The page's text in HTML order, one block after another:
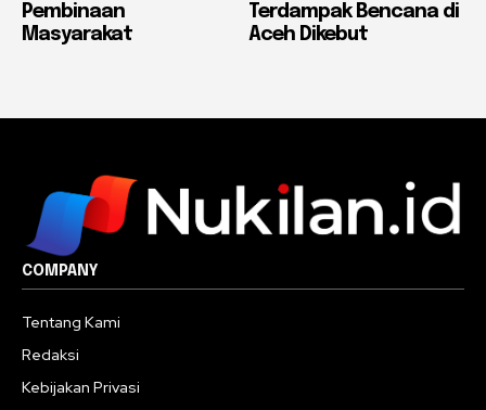
Pembinaan
Masyarakat
Terdampak Bencana di
Aceh Dikebut
COMPANY
Tentang Kami
Redaksi
Kebijakan Privasi